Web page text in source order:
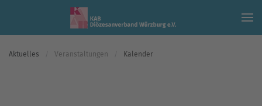
Skip to main content
Aktuelles Veranstaltungen Kalender